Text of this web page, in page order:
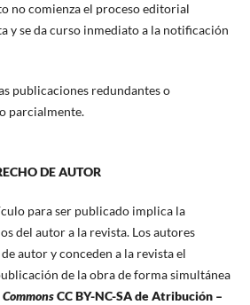
no comienza el proceso editorial
y se da curso inmediato a la notificación
publicaciones redundantes o
parcialmente.
DE AUTOR
para ser publicado implica la
del autor a la revista. Los autores
autor y conceden a la revista el
de la obra de forma simultánea
CC BY-NC-SA de Atribución –